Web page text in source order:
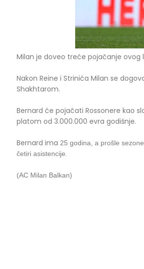
Milan je doveo treće pojačanje ovog
Nakon Reine i Strinića Milan se
Shakhtarom.
Bernard će pojačati Rossonere kao
platom od 3.000.000 evra godišnje.
Bernard ima 25 godina, a prošle
četiri asistencije.
(AC Milan Balkan)